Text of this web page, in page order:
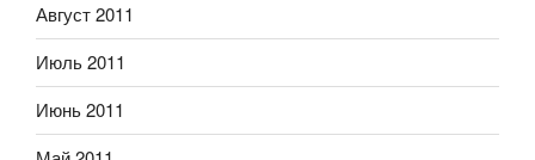
Август 2011
Июль 2011
Июнь 2011